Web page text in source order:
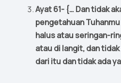
Ayat 61- {… Dan tidak
pengetahuan
halus atau seringan-
atau di langit, dan
dari itu dan tidak ada